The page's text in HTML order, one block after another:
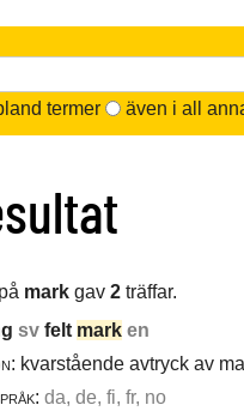
termer
även i all
mark gav 2 träffar.
sv felt mark en
kvarstående avtryck av
da, de, fi, fr, no